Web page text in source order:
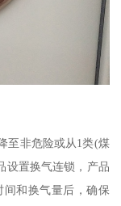
至非危险或从1类(煤
设置换气连锁，产品
和换气量后，确保